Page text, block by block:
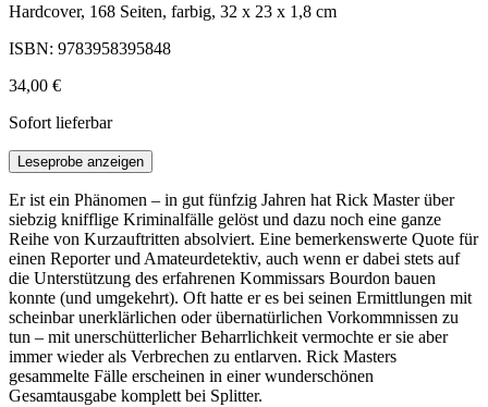
Hardcover, 168 Seiten, farbig, 32 x 23 x 1,8 cm
ISBN: 9783958395848
34,00 €
Sofort lieferbar
Leseprobe anzeigen
Er ist ein Phänomen – in gut fünfzig Jahren hat Rick Master über
siebzig knifflige Kriminalfälle gelöst und dazu noch eine ganze
Reihe von Kurzauftritten absolviert. Eine bemerkenswerte Quote für
einen Reporter und Amateurdetektiv, auch wenn er dabei stets auf
die Unterstützung des erfahrenen Kommissars Bourdon bauen
konnte (und umgekehrt). Oft hatte er es bei seinen Ermittlungen mit
scheinbar unerklärlichen oder übernatürlichen Vorkommnissen zu
tun – mit unerschütterlicher Beharrlichkeit vermochte er sie aber
immer wieder als Verbrechen zu entlarven. Rick Masters
gesammelte Fälle erscheinen in einer wunderschönen
Gesamtausgabe komplett bei Splitter.